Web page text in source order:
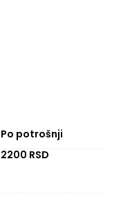
Po potrošnji
2200 RSD